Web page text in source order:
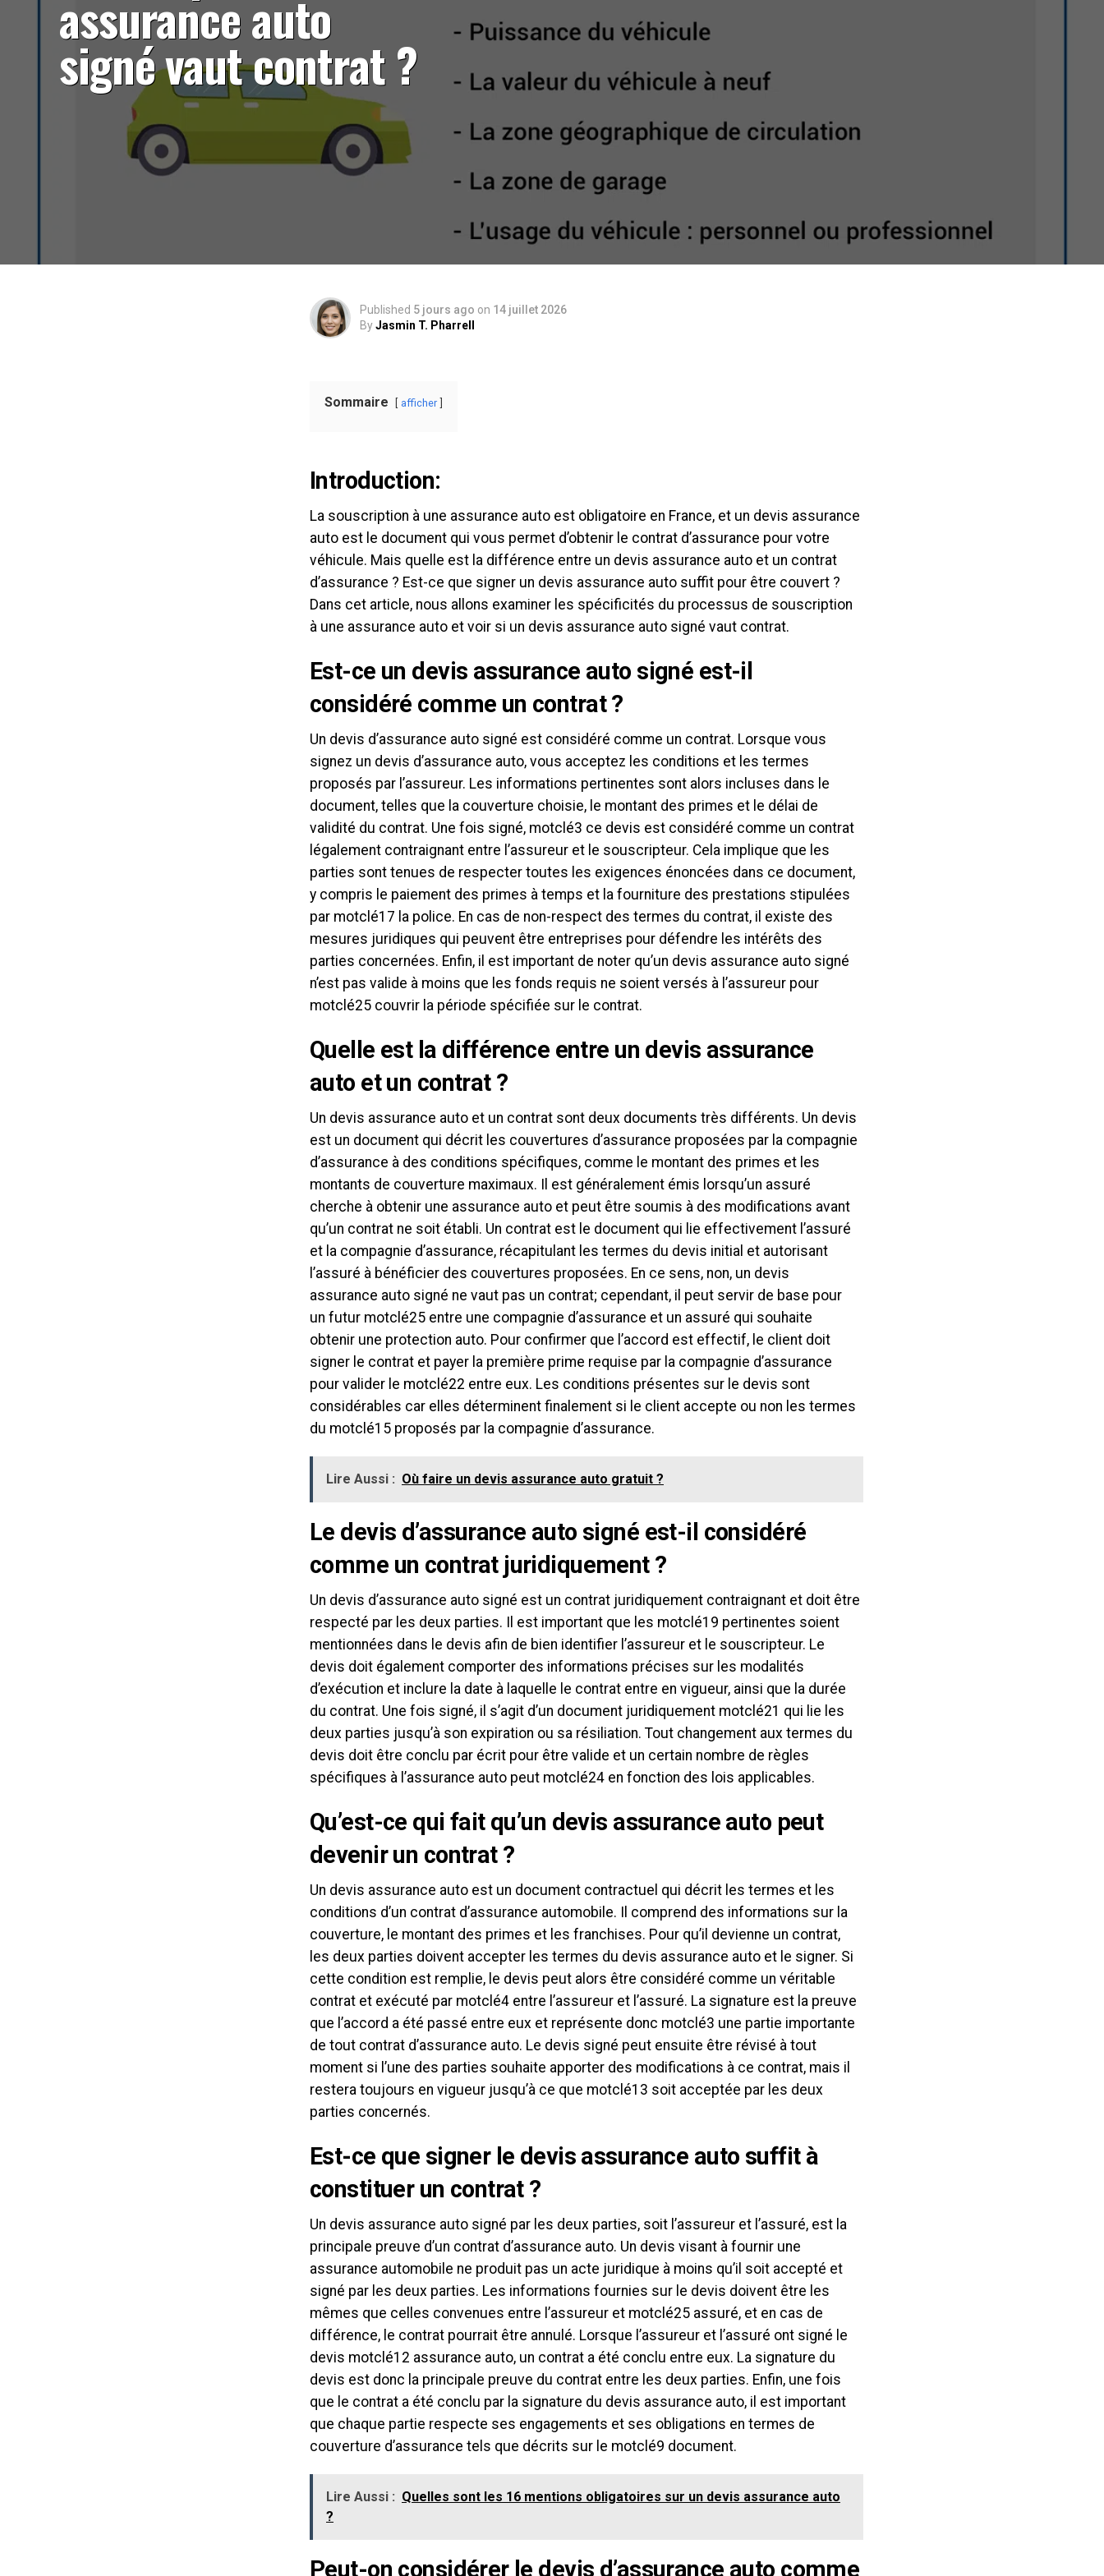
assurance auto
signé vaut contrat ?
Published 5 jours ago on 14 juillet 2026
ByJasmin T. Pharrell
Sommaire afficher
Introduction:
La souscription à une assurance auto est obligatoire en France, et un devis assurance
auto est le document qui vous permet d’obtenir le contrat d’assurance pour votre
véhicule. Mais quelle est la différence entre un devis assurance auto et un contrat
d’assurance ? Est-ce que signer un devis assurance auto suffit pour être couvert ?
Dans cet article, nous allons examiner les spécificités du processus de souscription
à une assurance auto et voir si un devis assurance auto signé vaut contrat.
Est-ce un devis assurance auto signé est-il
considéré comme un contrat ?
Un devis d’assurance auto signé est considéré comme un contrat. Lorsque vous
signez un devis d’assurance auto, vous acceptez les conditions et les termes
proposés par l’assureur. Les informations pertinentes sont alors incluses dans le
document, telles que la couverture choisie, le montant des primes et le délai de
validité du contrat. Une fois signé, motclé3 ce devis est considéré comme un contrat
légalement contraignant entre l’assureur et le souscripteur. Cela implique que les
parties sont tenues de respecter toutes les exigences énoncées dans ce document,
y compris le paiement des primes à temps et la fourniture des prestations stipulées
par motclé17 la police. En cas de non-respect des termes du contrat, il existe des
mesures juridiques qui peuvent être entreprises pour défendre les intérêts des
parties concernées. Enfin, il est important de noter qu’un devis assurance auto signé
n’est pas valide à moins que les fonds requis ne soient versés à l’assureur pour
motclé25 couvrir la période spécifiée sur le contrat.
Quelle est la différence entre un devis assurance
auto et un contrat ?
Un devis assurance auto et un contrat sont deux documents très différents. Un devis
est un document qui décrit les couvertures d’assurance proposées par la compagnie
d’assurance à des conditions spécifiques, comme le montant des primes et les
montants de couverture maximaux. Il est généralement émis lorsqu’un assuré
cherche à obtenir une assurance auto et peut être soumis à des modifications avant
qu’un contrat ne soit établi. Un contrat est le document qui lie effectivement l’assuré
et la compagnie d’assurance, récapitulant les termes du devis initial et autorisant
l’assuré à bénéficier des couvertures proposées. En ce sens, non, un devis
assurance auto signé ne vaut pas un contrat; cependant, il peut servir de base pour
un futur motclé25 entre une compagnie d’assurance et un assuré qui souhaite
obtenir une protection auto. Pour confirmer que l’accord est effectif, le client doit
signer le contrat et payer la première prime requise par la compagnie d’assurance
pour valider le motclé22 entre eux. Les conditions présentes sur le devis sont
considérables car elles déterminent finalement si le client accepte ou non les termes
du motclé15 proposés par la compagnie d’assurance.
Lire Aussi : Où faire un devis assurance auto gratuit ?
Le devis d’assurance auto signé est-il considéré
comme un contrat juridiquement ?
Un devis d’assurance auto signé est un contrat juridiquement contraignant et doit être
respecté par les deux parties. Il est important que les motclé19 pertinentes soient
mentionnées dans le devis afin de bien identifier l’assureur et le souscripteur. Le
devis doit également comporter des informations précises sur les modalités
d’exécution et inclure la date à laquelle le contrat entre en vigueur, ainsi que la durée
du contrat. Une fois signé, il s’agit d’un document juridiquement motclé21 qui lie les
deux parties jusqu’à son expiration ou sa résiliation. Tout changement aux termes du
devis doit être conclu par écrit pour être valide et un certain nombre de règles
spécifiques à l’assurance auto peut motclé24 en fonction des lois applicables.
Qu’est-ce qui fait qu’un devis assurance auto peut
devenir un contrat ?
Un devis assurance auto est un document contractuel qui décrit les termes et les
conditions d’un contrat d’assurance automobile. Il comprend des informations sur la
couverture, le montant des primes et les franchises. Pour qu’il devienne un contrat,
les deux parties doivent accepter les termes du devis assurance auto et le signer. Si
cette condition est remplie, le devis peut alors être considéré comme un véritable
contrat et exécuté par motclé4 entre l’assureur et l’assuré. La signature est la preuve
que l’accord a été passé entre eux et représente donc motclé3 une partie importante
de tout contrat d’assurance auto. Le devis signé peut ensuite être révisé à tout
moment si l’une des parties souhaite apporter des modifications à ce contrat, mais il
restera toujours en vigueur jusqu’à ce que motclé13 soit acceptée par les deux
parties concernés.
Est-ce que signer le devis assurance auto suffit à
constituer un contrat ?
Un devis assurance auto signé par les deux parties, soit l’assureur et l’assuré, est la
principale preuve d’un contrat d’assurance auto. Un devis visant à fournir une
assurance automobile ne produit pas un acte juridique à moins qu’il soit accepté et
signé par les deux parties. Les informations fournies sur le devis doivent être les
mêmes que celles convenues entre l’assureur et motclé25 assuré, et en cas de
différence, le contrat pourrait être annulé. Lorsque l’assureur et l’assuré ont signé le
devis motclé12 assurance auto, un contrat a été conclu entre eux. La signature du
devis est donc la principale preuve du contrat entre les deux parties. Enfin, une fois
que le contrat a été conclu par la signature du devis assurance auto, il est important
que chaque partie respecte ses engagements et ses obligations en termes de
couverture d’assurance tels que décrits sur le motclé9 document.
Lire Aussi : Quelles sont les 16 mentions obligatoires sur un devis assurance auto
?
Peut-on considérer le devis d’assurance auto comme